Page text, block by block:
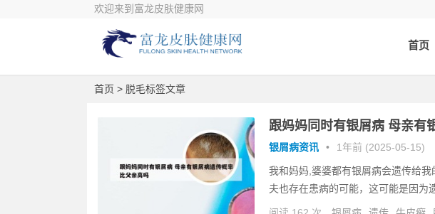
欢迎来到富龙皮肤健康网
首页
首页 > 脱毛标签文章
跟妈妈同时有银屑病 母亲有
银屑病资讯 • 1年前 (2025-05-15)
我和妈妈,婆婆都有银屑病会遗传给
夫也存在患病的可能，这可能是因为